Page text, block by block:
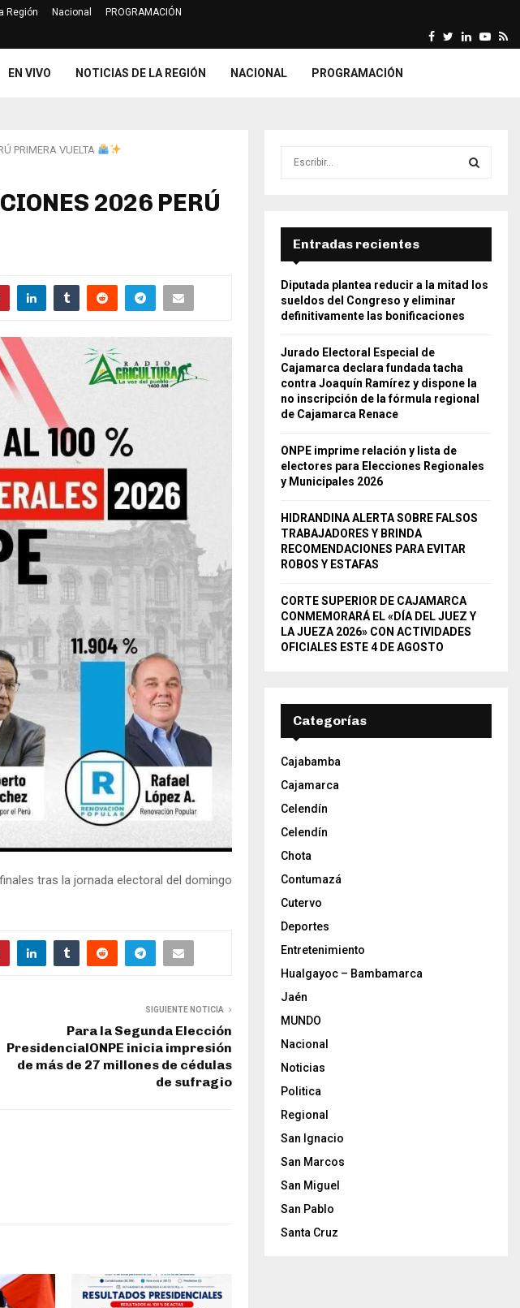
Región Nacional PROGRAMACIÓN
ONPE imprime relación y
Facebook
Twitter
Linkedin
EN VIVO NOTICIAS DE LA REGIÓN NACIONAL PROGRAMACIÓN
PRIMERA VUELTA
2026 PERÚ
tras la jornada electoral del domingo
SIGUIENTE NOTICIA
Para la Segunda Elección
PresidencialONPE inicia impresión
de más de 27 millones de cédulas
de sufragio
r
:
E
A
R
Entradas recientes
Diputada plantea reducir a la mitad los
sueldos del Congreso y eliminar
definitivamente las bonificaciones
Jurado Electoral Especial de
Cajamarca declara fundada tacha
contra Joaquín Ramírez y dispone la
no inscripción de la fórmula regional
de Cajamarca Renace
ONPE imprime relación y lista de
electores para Elecciones Regionales
y Municipales 2026
HIDRANDINA ALERTA SOBRE FALSOS
TRABAJADORES Y BRINDA
RECOMENDACIONES PARA EVITAR
ROBOS Y ESTAFAS
CORTE SUPERIOR DE CAJAMARCA
CONMEMORARÁ EL «DÍA DEL JUEZ Y
LA JUEZA 2026» CON ACTIVIDADES
OFICIALES ESTE 4 DE AGOSTO
Categorías
Cajabamba
Cajamarca
Celendín
Celendín
Chota
Contumazá
Cutervo
Deportes
Entretenimiento
Hualgayoc – Bambamarca
Jaén
MUNDO
Nacional
Noticias
Politica
Regional
San Ignacio
San Marcos
San Miguel
San Pablo
Santa Cruz